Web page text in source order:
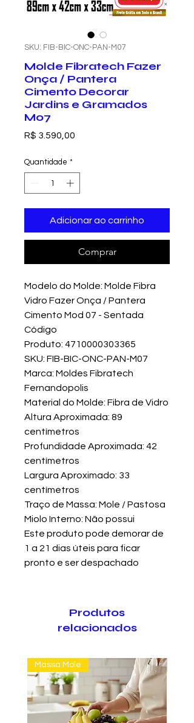
SKU: FIB-BIC-ONC-PAN-M07
Molde Fibratech Fazer
Onça / Pantera
Cimento Decorar
Jardins e Gramados
M07
R$ 3.590,00
Quantidade *
Adicionar ao carrinho
Comprar
Modelo do Molde: Molde Fibra
Vidro Fazer Onça / Pantera
Cimento Mod 07 - Sentada
Código
Produto: 4710000303365
SKU: FIB-BIC-ONC-PAN-M07
Marca: Moldes Fibratech
Fernandopolis
Material do Molde: Fibra de Vidro
Altura Aproximada: 89
centímetros
Profundidade Aproximada: 42
centímetros
Largura Aproximado: 33
centímetros
Traço de Massa: Mole / Pastosa
Miolo Interno: Não possui
Este produto pode demorar de
1 a 21 dias úteis para ficar
pronto e ser despachado
Produtos
relacionados
Massa Mole